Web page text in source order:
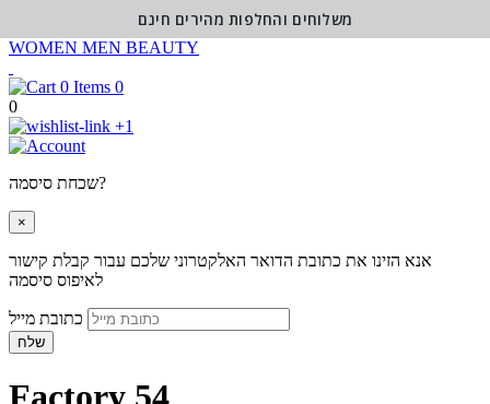
WOMEN MEN BEAUTY
0
0
+1
שכחת סיסמה?
×
אנא הזינו את כתובת הדואר האלקטרוני שלכם עבור קבלת קישור
לאיפוס סיסמה
שלח
משלוחים והחלפות מהירים חינם